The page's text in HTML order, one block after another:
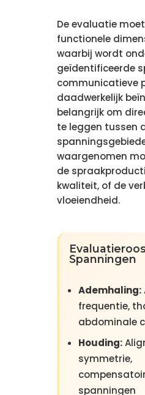
De evaluatie
functionele
waarbij wordt
geïdentificeerde
communicatieve
daadwerkelijk
belangrijk om
te leggen tussen
waargenomen
de
kwaliteit, of de
vloeiendheid.
Spanningen
Ademhaling:
frequentie,
abdominale
Houding:
symmetrie,
spanningen